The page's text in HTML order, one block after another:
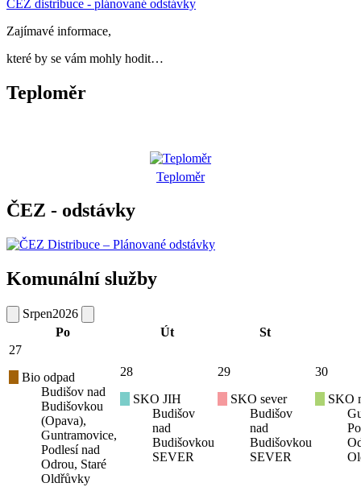
ČEZ distribuce - plánované odstávky
Zajímavé informace,
které by se vám mohly hodit…
Teploměr
Teploměr
ČEZ - odstávky
Komunální služby
Srpen2026
Po
Út
St
27
Bio odpad
Budišov nad
Budišovkou
(Opava),
Guntramovice,
Podlesí nad
Odrou, Staré
Oldřůvky
28
SKO JIH
Budišov
nad
Budišovkou
SEVER
29
SKO sever
Budišov
nad
Budišovkou
SEVER
30
SKO